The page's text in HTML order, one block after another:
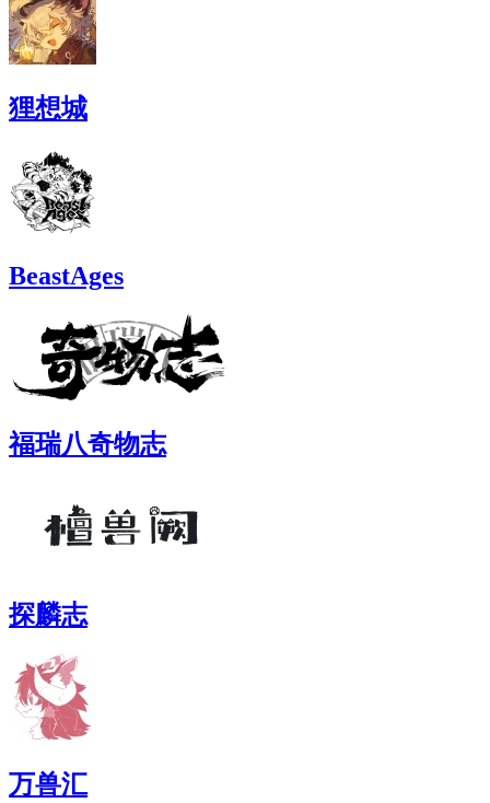
狸想城
BeastAges
福瑞八奇物志
探麟志
万兽汇